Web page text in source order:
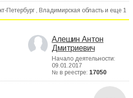
Петербург , Владимирская область и еще 1
Алешин Антон
Дмитриевич
Начало деятельности:
09.01.2017
№ в реестре: 17050